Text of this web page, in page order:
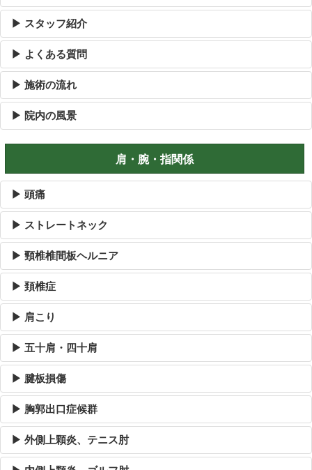
▶ スタッフ紹介
▶ よくある質問
▶ 施術の流れ
▶ 院内の風景
肩・腕・指関係
▶ 頭痛
▶ ストレートネック
▶ 頸椎椎間板ヘルニア
▶ 頚椎症
▶ 肩こり
▶ 五十肩・四十肩
▶ 腱板損傷
▶ 胸郭出口症候群
▶ 外側上顆炎、テニス肘